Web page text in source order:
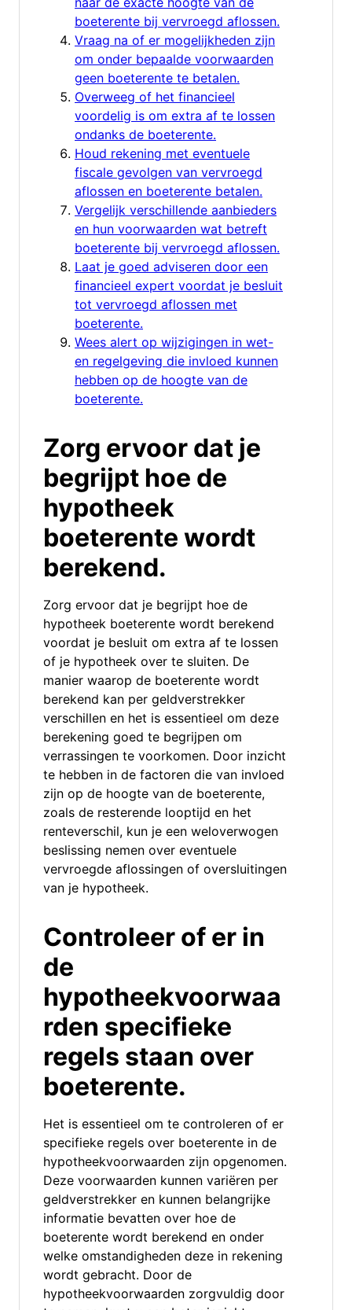
boeterente bij vervroegd aflossen.
Vraag na of er mogelijkheden zijn
om onder bepaalde voorwaarden
geen boeterente te betalen.
Overweeg of het financieel
voordelig is om extra af te lossen
ondanks de boeterente.
Houd rekening met eventuele
fiscale gevolgen van vervroegd
aflossen en boeterente betalen.
Vergelijk verschillende aanbieders
en hun voorwaarden wat betreft
boeterente bij vervroegd aflossen.
Laat je goed adviseren door een
financieel expert voordat je besluit
tot vervroegd aflossen met
boeterente.
Wees alert op wijzigingen in wet-
en regelgeving die invloed kunnen
hebben op de hoogte van de
boeterente.
Zorg ervoor dat je
begrijpt hoe de
hypotheek
boeterente wordt
berekend.
Zorg ervoor dat je begrijpt hoe de
hypotheek boeterente wordt berekend
voordat je besluit om extra af te lossen
of je hypotheek over te sluiten. De
manier waarop de boeterente wordt
berekend kan per geldverstrekker
verschillen en het is essentieel om deze
berekening goed te begrijpen om
verrassingen te voorkomen. Door inzicht
te hebben in de factoren die van invloed
zijn op de hoogte van de boeterente,
zoals de resterende looptijd en het
renteverschil, kun je een weloverwogen
beslissing nemen over eventuele
vervroegde aflossingen of oversluitingen
van je hypotheek.
Controleer of er in
de
hypotheekvoorwaa
rden specifieke
regels staan over
boeterente.
Het is essentieel om te controleren of er
specifieke regels over boeterente in de
hypotheekvoorwaarden zijn opgenomen.
Deze voorwaarden kunnen variëren per
geldverstrekker en kunnen belangrijke
informatie bevatten over hoe de
boeterente wordt berekend en onder
welke omstandigheden deze in rekening
wordt gebracht. Door de
hypotheekvoorwaarden zorgvuldig door